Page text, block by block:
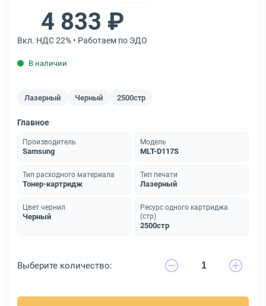
4 833 ₽
Вкл. НДС 22% • Работаем по ЭДО
В наличии
Лазерный Черный 2500стр
Главное
Производитель
Samsung
Модель
MLT-D117S
Тип расходного материала
Тонер-картридж
Тип печати
Лазерный
Цвет чернил
Черный
Ресурс одного картриджа
(стр)
2500стр
Выберите количество: